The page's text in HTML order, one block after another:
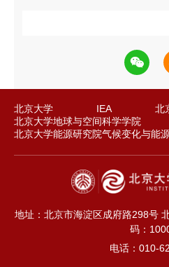
北京大学 IEA
北
北京大学地球与空间科学学院
北京大学能源研究院气候变化与能
地址：北京市海淀区成府路298号
码：
电话：010-